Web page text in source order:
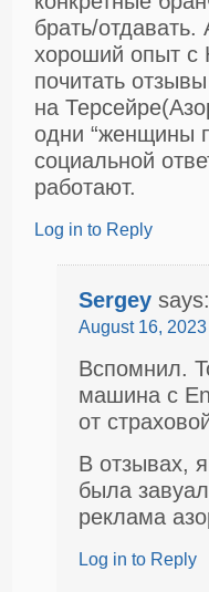
брать/отдавать.
хороший опыт с
почитать
на
одни “женщины
социальной
работают.
Log in to Reply
Sergey says:
August 16,
Вспомнил.
машина с
от
В отзывах,
была
реклама
Log in to Reply